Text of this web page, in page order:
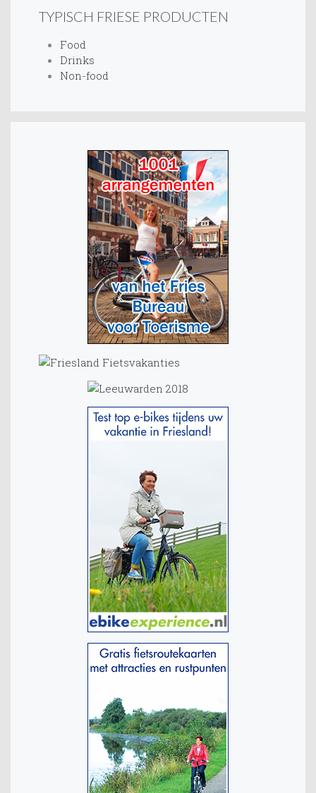
TYPISCH FRIESE PRODUCTEN
Food
Drinks
Non-food